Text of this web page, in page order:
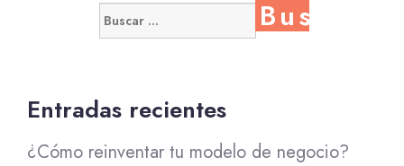
Buscar:
Entradas recientes
¿Cómo reinventar tu modelo de negocio?